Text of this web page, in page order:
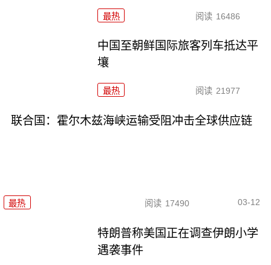
最热 阅读 16486
中国至朝鲜国际旅客列车抵达平
壤
最热 阅读 21977
联合国：霍尔木兹海峡运输受阻冲击全球供应链
最热 阅读 17490 03-12
特朗普称美国正在调查伊朗小学
遇袭事件